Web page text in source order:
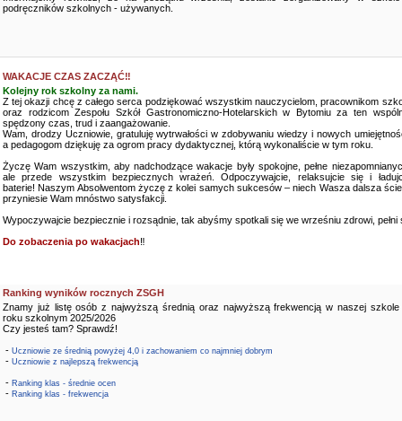
podręczników szkolnych - używanych.
WAKACJE CZAS ZACZĄĆ‼️
Kolejny rok szkolny za nami.
Z tej okazji chcę z całego serca podziękować wszystkim nauczycielom, pracownikom
oraz rodzicom Zespołu Szkół Gastronomiczno-Hotelarskich w Bytomiu za ten
spędzony czas, trud i zaangażowanie.
Wam, drodzy Uczniowie, gratuluję wytrwałości w zdobywaniu wiedzy i nowych
a pedagogom dziękuję za ogrom pracy dydaktycznej, którą wykonaliście w tym roku.
Życzę Wam wszystkim, aby nadchodzące wakacje były spokojne, pełne
ale przede wszystkim bezpiecznych wrażeń. Odpoczywajcie, relaksujcie się i
baterie! Naszym Absolwentom życzę z kolei samych sukcesów – niech Wasza dalsza
przyniesie Wam mnóstwo satysfakcji.
Wypoczywajcie bezpiecznie i rozsądnie, tak abyśmy spotkali się we wrześniu zdrowi, pełni
Do zobaczenia po wakacjach‼️
Ranking wyników rocznych ZSGH
Znamy już listę osób z najwyższą średnią oraz najwyższą frekwencją w naszej szkole
roku szkolnym 2025/2026
Czy jesteś tam? Sprawdź!
- Uczniowie ze średnią powyżej 4,0 i zachowaniem co najmniej dobrym
- Uczniowie z najlepszą frekwencją
- Ranking klas - średnie ocen
- Ranking klas - frekwencja